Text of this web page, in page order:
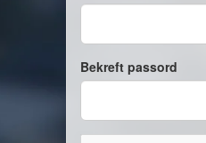
Bekreft passord